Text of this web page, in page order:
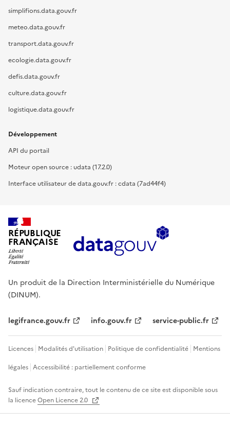
simplifions.data.gouv.fr
meteo.data.gouv.fr
transport.data.gouv.fr
ecologie.data.gouv.fr
defis.data.gouv.fr
culture.data.gouv.fr
logistique.data.gouv.fr
Développement
API du portail
Moteur open source : udata (17.2.0)
Interface utilisateur de data.gouv.fr : cdata (7ad44f4)
RÉPUBLIQUE
FRANÇAISE
Un produit de la Direction Interministérielle du Numérique
(DINUM).
legifrance.gouv.fr info.gouv.fr service-public.fr
Licences Modalités d'utilisation Politique de confidentialité Mentions
légales Accessibilité : partiellement conforme
Sauf indication contraire, tout le contenu de ce site est disponible sous
la licenceOpen Licence 2.0